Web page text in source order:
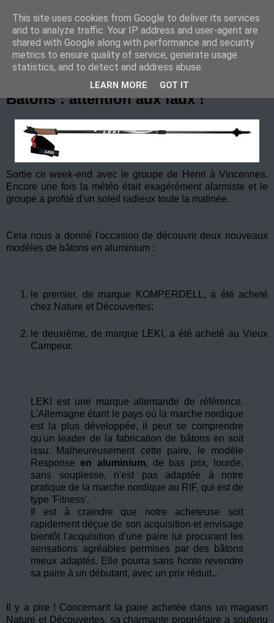
Marche Nordique au RIF
mercredi 12 décembre 2007
Bâtons : attention aux faux !
Sortie ce week-end avec le groupe de Henri à Vincennes.
Encore une fois la météo était exagérément alarmiste et le
groupe a profité d'un soleil radieux toute la matinée.
Cela nous a donné l'occasion de découvrir deux nouveaux
modèles de bâtons en aluminium :
le premier, de marque KOMPERDELL , a été acheté
chez Nature et Découvertes;
le deuxième, de marque LEKI , a été acheté au Vieux
Campeur.
LEKI est une marque allemande de référence.
L'Allemagne étant le pays où la marche nordique
est la plus développée, il peut se comprendre
qu'un leader de la fabrication de bâtons en soit
issu. Malheureusement cette paire, le modèle
Responseen aluminium, de bas prix, lourde,
sans souplesse, n'est pas adaptée à notre
pratique de la marche nordique au RIF, qui est de
type 'Fitness'.
Il est à craindre que notre acheteuse soit
rapidement déçue de son acquisition et envisage
bientôt l'acquisition d'une paire lui procurant les
sensations agréables permises par des bâtons
mieux adaptés. Elle pourra sans honte revendre
sa paire à un débutant, avec un prix réduit...
Il y a pire ! Concernant la paire achetée dans un magasin
Nature et Découvertes, sa charmante propriétaire a soutenu
This site uses cookies from Google to deliver its services
and to analyze traffic. Your IP address and user-agent are
shared with Google along with performance and security
metrics to ensure quality of service, generate usage
statistics, and to detect and address abuse.
LEARN MORE GOT IT